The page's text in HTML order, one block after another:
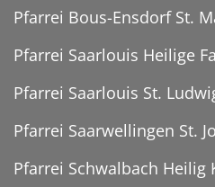
Pfarrei Bous-Ensdorf St.
Pfarrei Saarlouis Heilige
Pfarrei Saarlouis St.
Pfarrei Saarwellingen St.
Pfarrei Schwalbach Heilig